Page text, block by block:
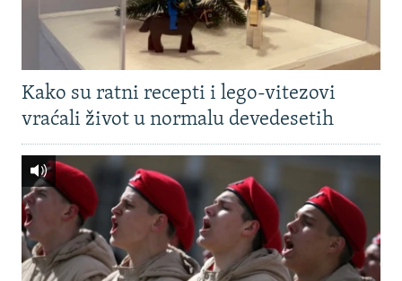
Kako su ratni recepti i lego-vitezovi
vraćali život u normalu devedesetih